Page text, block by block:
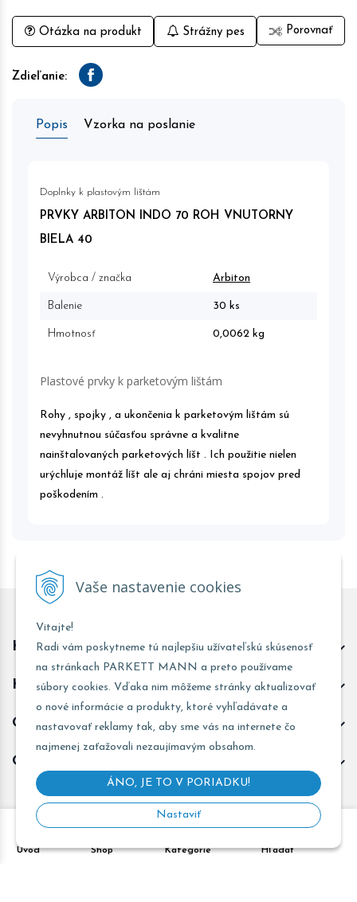
Vaše nastavenie cookies
Vitajte!
Radi vám poskytneme tú najlepšiu užívateľskú skúsenosť
na stránkach PARKETT MANN a preto používame
súbory cookies. Vďaka nim môžeme stránky aktualizovať
o nové informácie a produkty, ktoré vyhľadávate a
nastavovať reklamy tak, aby sme vás na internete čo
najmenej zaťažovali nezaujímavým obsahom.
ÁNO, JE TO V PORIADKU!
Nastaviť
Úvod Shop Kategórie Hľadať
Otázka na produkt Strážny pes Porovnať
Zdieľanie: Facebook
Popis Vzorka na poslanie
Doplnky k plastovým lištám
PRVKY ARBITON INDO 70 ROH VNUTORNY
BIELA 40
Výrobca / značka Arbiton
Balenie 30 ks
Hmotnosť 0,0062 kg
Plastové prvky k parketovým lištám
Rohy , spojky , a ukončenia k parketovým lištám sú
nevyhnutnou súčasťou správne a kvalitne
nainštalovaných parketových líšt . Ich použitie nielen
urýchluje montáž líšt ale aj chráni miesta spojov pred
poškodením .
Kontakt predajňa Trnava
Kontakt predajňa Žarnovica
Obchodné informácie
Odoberať novinky
e-shop Pohoda connector